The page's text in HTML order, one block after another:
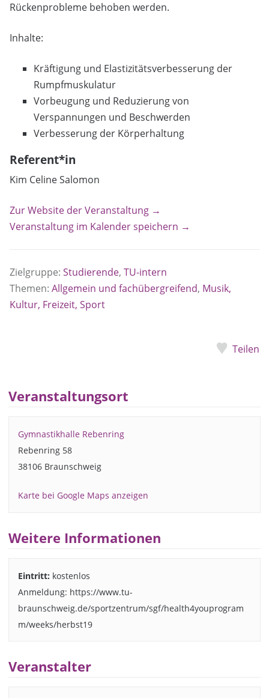
Rückenprobleme behoben werden.
Inhalte:
Kräftigung und Elastizitätsverbesserung der
Rumpfmuskulatur
Vorbeugung und Reduzierung von
Verspannungen und Beschwerden
Verbesserung der Körperhaltung
Referent*in
Kim Celine Salomon
Zur Website der Veranstaltung →
Veranstaltung im Kalender speichern →
Zielgruppe: Studierende, TU-intern
Themen: Allgemein und fachübergreifend, Musik,
Kultur, Freizeit, Sport
Teilen
Veranstaltungsort
Gymnastikhalle Rebenring
Rebenring 58
38106 Braunschweig
Karte bei Google Maps anzeigen
Weitere Informationen
Eintritt: kostenlos
Anmeldung: https://www.tu-
braunschweig.de/sportzentrum/sgf/health4youprogram
m/weeks/herbst19
Veranstalter